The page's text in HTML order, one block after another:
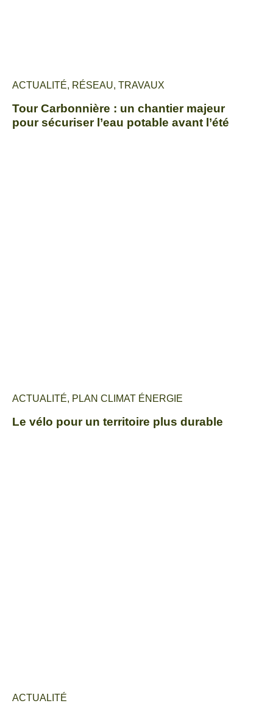
ACTUALITÉ, RÉSEAU, TRAVAUX
Tour Carbonnière : un chantier majeur
pour sécuriser l’eau potable avant l’été
ACTUALITÉ, PLAN CLIMAT ÉNERGIE
Le vélo pour un territoire plus durable
ACTUALITÉ